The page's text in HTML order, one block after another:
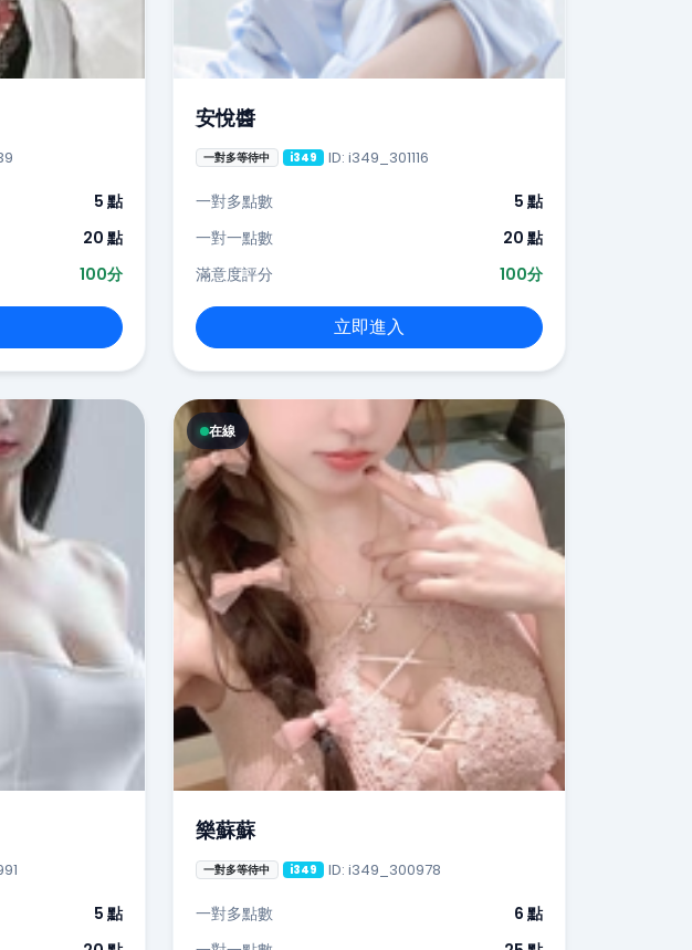
5 點
20 點
100分
安悅醬
一對多等待中 i349 ID: i349_301116
一對多點數
5 點
一對一點數
20 點
滿意度評分
100分
立即進入
5 點
在線
樂蘇蘇
一對多等待中 i349 ID: i349_300978
一對多點數
6 點